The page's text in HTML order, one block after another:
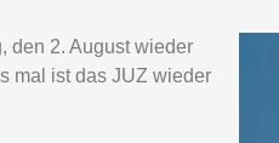
den 2. August wieder
mal ist das JUZ wieder